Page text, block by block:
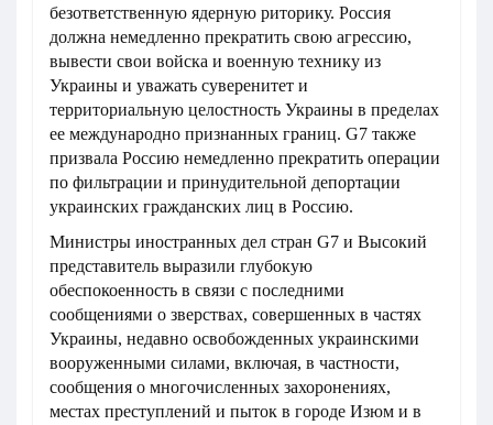
безответственную ядерную риторику. Россия
должна немедленно прекратить свою агрессию,
вывести свои войска и военную технику из
Украины и уважать суверенитет и
территориальную целостность Украины в пределах
ее международно признанных границ. G7 также
призвала Россию немедленно прекратить операции
по фильтрации и принудительной депортации
украинских гражданских лиц в Россию.
Министры иностранных дел стран G7 и Высокий
представитель выразили глубокую
обеспокоенность в связи с последними
сообщениями о зверствах, совершенных в частях
Украины, недавно освобожденных украинскими
вооруженными силами, включая, в частности,
сообщения о многочисленных захоронениях,
местах преступлений и пыток в городе Изюм и в